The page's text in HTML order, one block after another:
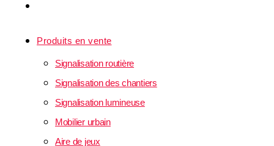
Produits en vente
Signalisation routière
Signalisation des chantiers
Signalisation lumineuse
Mobilier urbain
Aire de jeux